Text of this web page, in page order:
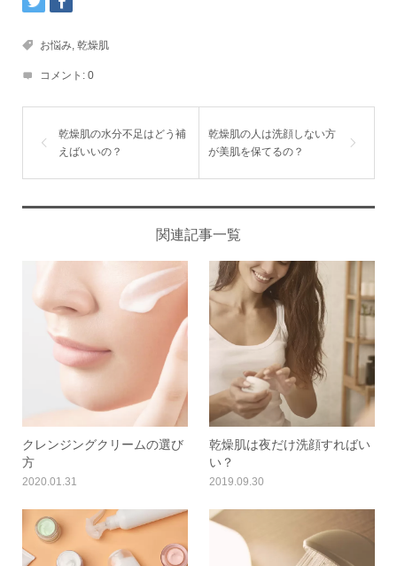
お悩み, 乾燥肌
コメント: 0
乾燥肌の水分不足はどう補
えばいいの？
乾燥肌の人は洗顔しない方
が美肌を保てるの？
関連記事一覧
クレンジングクリームの選び
方
2020.01.31
乾燥肌は夜だけ洗顔すればい
い？
2019.09.30